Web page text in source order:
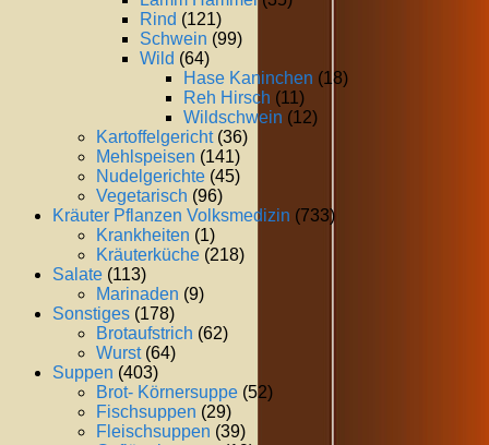
Rind (121)
Schwein (99)
Wild (64)
Hase Kaninchen (18)
Reh Hirsch (11)
Wildschwein (12)
Kartoffelgericht(36)
Mehlspeisen (141)
Nudelgerichte (45)
Vegetarisch (96)
Kräuter Pflanzen Volksmedizin (733)
Krankheiten (1)
Kräuterküche (218)
Salate (113)
Marinaden (9)
Sonstiges (178)
Brotaufstrich (62)
Wurst(64)
Suppen (403)
Brot- Körnersuppe (52)
Fischsuppen (29)
Fleischsuppen (39)